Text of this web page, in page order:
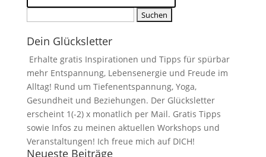
Dein Glücksletter
Erhalte gratis Inspirationen und Tipps für spürbar
mehr Entspannung, Lebensenergie und Freude im
Alltag! Rund um Tiefenentspannung, Yoga,
Gesundheit und Beziehungen. Der Glücksletter
erscheint 1(-2) x monatlich per Mail. Gratis Tipps
sowie Infos zu meinen aktuellen Workshops und
Veranstaltungen! Ich freue mich auf DICH!
Neueste Beiträge